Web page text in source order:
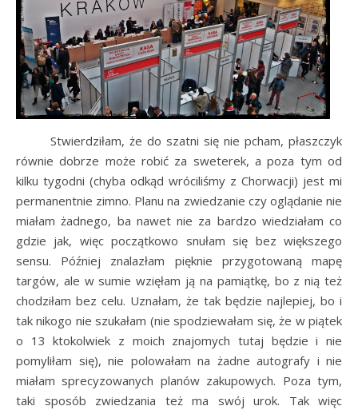
Stwierdziłam, że do szatni się nie pcham, płaszczyk
równie dobrze może robić za sweterek, a poza tym od
kilku tygodni (chyba odkąd wróciliśmy z Chorwacji) jest mi
permanentnie zimno. Planu na zwiedzanie czy oglądanie nie
miałam żadnego, ba nawet nie za bardzo wiedziałam co
gdzie jak, więc początkowo snułam się bez większego
sensu. Później znalazłam pięknie przygotowaną mapę
targów, ale w sumie wzięłam ją na pamiątkę, bo z nią też
chodziłam bez celu. Uznałam, że tak będzie najlepiej, bo i
tak nikogo nie szukałam (nie spodziewałam się, że w piątek
o 13 ktokolwiek z moich znajomych tutaj będzie i nie
pomyliłam się), nie polowałam na żadne autografy i nie
miałam sprecyzowanych planów zakupowych. Poza tym,
taki sposób zwiedzania też ma swój urok. Tak więc